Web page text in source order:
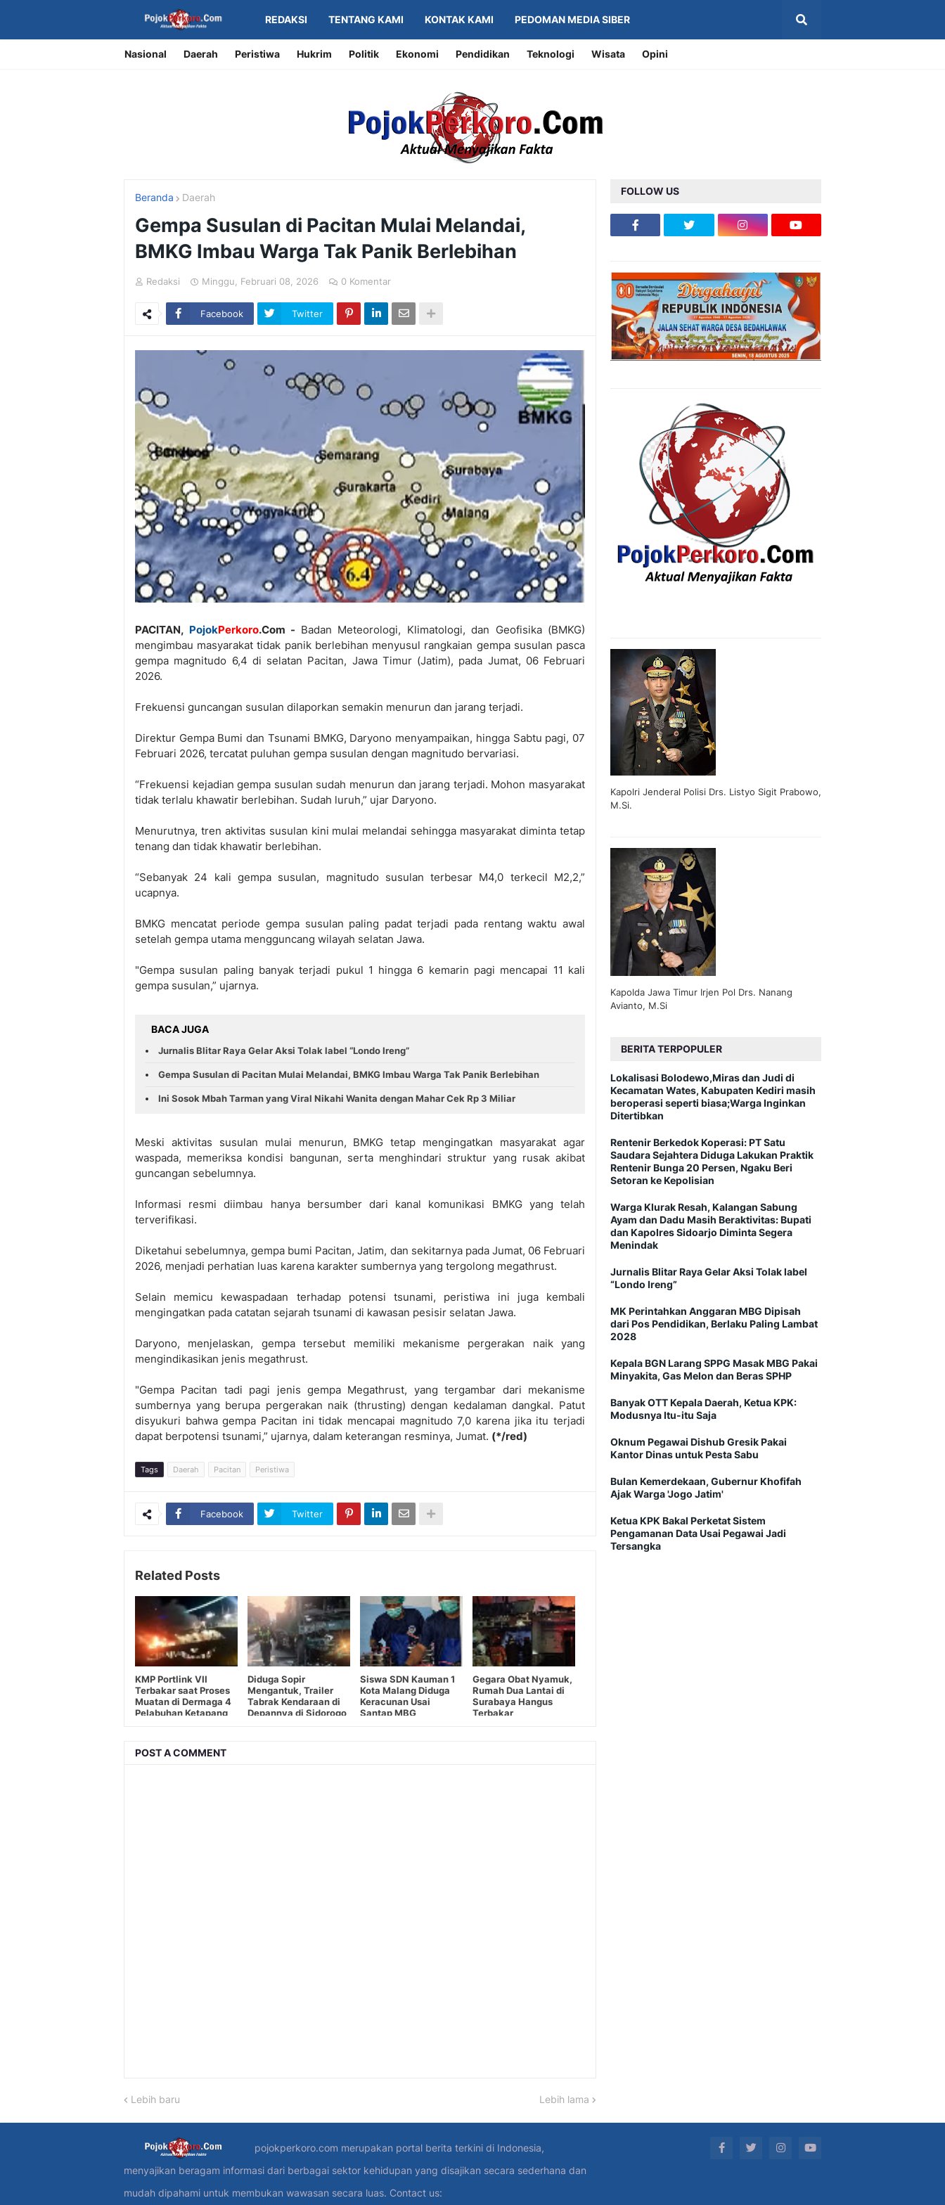
REDAKSI TENTANG KAMI KONTAK KAMI PEDOMAN MEDIA SIBER
Nasional Daerah Peristiwa Hukrim Politik Ekonomi Pendidikan Teknologi Wisata Opini
Beranda Daerah
Gempa Susulan di Pacitan Mulai Melandai,
BMKG Imbau Warga Tak Panik Berlebihan
Redaksi Minggu, Februari 08, 2026 0 Komentar
Facebook Twitter
PACITAN, PojokPerkoro.Com - Badan Meteorologi, Klimatologi, dan Geofisika (BMKG)
mengimbau masyarakat tidak panik berlebihan menyusul rangkaian gempa susulan pasca
gempa magnitudo 6,4 di selatan Pacitan, Jawa Timur (Jatim), pada Jumat, 06 Februari
2026.
Frekuensi guncangan susulan dilaporkan semakin menurun dan jarang terjadi.
Direktur Gempa Bumi dan Tsunami BMKG, Daryono menyampaikan, hingga Sabtu pagi, 07
Februari 2026, tercatat puluhan gempa susulan dengan magnitudo bervariasi.
“Frekuensi kejadian gempa susulan sudah menurun dan jarang terjadi. Mohon masyarakat
tidak terlalu khawatir berlebihan. Sudah luruh,” ujar Daryono.
Menurutnya, tren aktivitas susulan kini mulai melandai sehingga masyarakat diminta tetap
tenang dan tidak khawatir berlebihan.
“Sebanyak 24 kali gempa susulan, magnitudo susulan terbesar M4,0 terkecil M2,2,”
ucapnya.
BMKG mencatat periode gempa susulan paling padat terjadi pada rentang waktu awal
setelah gempa utama mengguncang wilayah selatan Jawa.
"Gempa susulan paling banyak terjadi pukul 1 hingga 6 kemarin pagi mencapai 11 kali
gempa susulan,” ujarnya.
BACA JUGA
Jurnalis Blitar Raya Gelar Aksi Tolak label “Londo Ireng”
Gempa Susulan di Pacitan Mulai Melandai, BMKG Imbau Warga Tak Panik Berlebihan
Ini Sosok Mbah Tarman yang Viral Nikahi Wanita dengan Mahar Cek Rp 3 Miliar
Meski aktivitas susulan mulai menurun, BMKG tetap mengingatkan masyarakat agar
waspada, memeriksa kondisi bangunan, serta menghindari struktur yang rusak akibat
guncangan sebelumnya.
Informasi resmi diimbau hanya bersumber dari kanal komunikasi BMKG yang telah
terverifikasi.
Diketahui sebelumnya, gempa bumi Pacitan, Jatim, dan sekitarnya pada Jumat, 06 Februari
2026, menjadi perhatian luas karena karakter sumbernya yang tergolong megathrust.
Selain memicu kewaspadaan terhadap potensi tsunami, peristiwa ini juga kembali
mengingatkan pada catatan sejarah tsunami di kawasan pesisir selatan Jawa.
Daryono, menjelaskan, gempa tersebut memiliki mekanisme pergerakan naik yang
mengindikasikan jenis megathrust.
"Gempa Pacitan tadi pagi jenis gempa Megathrust, yang tergambar dari mekanisme
sumbernya yang berupa pergerakan naik (thrusting) dengan kedalaman dangkal. Patut
disyukuri bahwa gempa Pacitan ini tidak mencapai magnitudo 7,0 karena jika itu terjadi
dapat berpotensi tsunami,” ujarnya, dalam keterangan resminya, Jumat. (*/red)
Tags Daerah Pacitan Peristiwa
Facebook Twitter
Related Posts
KMP Portlink VII
Terbakar saat Proses
Muatan di Dermaga 4
Pelabuhan Ketapang
Diduga Sopir
Mengantuk, Trailer
Tabrak Kendaraan di
Depannya di Sidorogo
Siswa SDN Kauman 1
Kota Malang Diduga
Keracunan Usai
Santap MBG
Gegara Obat Nyamuk,
Rumah Dua Lantai di
Surabaya Hangus
Terbakar
POST A COMMENT
Lebih baru Lebih lama
FOLLOW US
Kapolri Jenderal Polisi Drs. Listyo Sigit Prabowo,
M.Si.
Kapolda Jawa Timur Irjen Pol Drs. Nanang
Avianto, M.Si
BERITA TERPOPULER
Lokalisasi Bolodewo,Miras dan Judi di
Kecamatan Wates, Kabupaten Kediri masih
beroperasi seperti biasa;Warga Inginkan
Ditertibkan
Rentenir Berkedok Koperasi: PT Satu
Saudara Sejahtera Diduga Lakukan Praktik
Rentenir Bunga 20 Persen, Ngaku Beri
Setoran ke Kepolisian
Warga Klurak Resah, Kalangan Sabung
Ayam dan Dadu Masih Beraktivitas: Bupati
dan Kapolres Sidoarjo Diminta Segera
Menindak
Jurnalis Blitar Raya Gelar Aksi Tolak label
“Londo Ireng”
MK Perintahkan Anggaran MBG Dipisah
dari Pos Pendidikan, Berlaku Paling Lambat
2028
Kepala BGN Larang SPPG Masak MBG Pakai
Minyakita, Gas Melon dan Beras SPHP
Banyak OTT Kepala Daerah, Ketua KPK:
Modusnya Itu-itu Saja
Oknum Pegawai Dishub Gresik Pakai
Kantor Dinas untuk Pesta Sabu
Bulan Kemerdekaan, Gubernur Khofifah
Ajak Warga 'Jogo Jatim'
Ketua KPK Bakal Perketat Sistem
Pengamanan Data Usai Pegawai Jadi
Tersangka
pojokperkoro.com merupakan portal berita terkini di Indonesia,
menyajikan beragam informasi dari berbagai sektor kehidupan yang disajikan secara sederhana dan
mudah dipahami untuk membukan wawasan secara luas. Contact us: